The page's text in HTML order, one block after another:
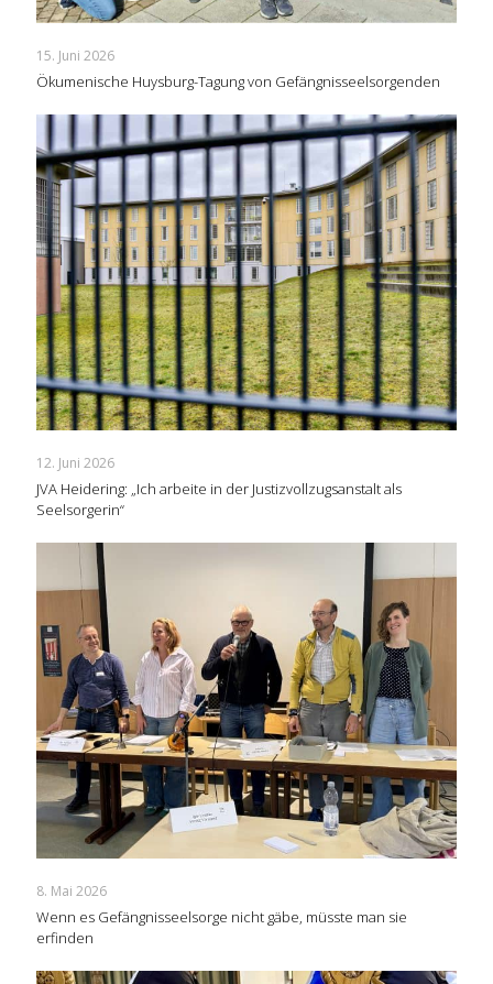
15. Juni 2026
Ökumenische Huysburg-Tagung von Gefängnisseelsorgenden
12. Juni 2026
JVA Heidering: „Ich arbeite in der Justizvollzugsanstalt als
Seelsorgerin“
8. Mai 2026
Wenn es Gefängnisseelsorge nicht gäbe, müsste man sie
erfinden